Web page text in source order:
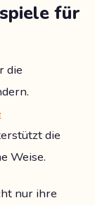
für
die
die
Weise.
nur ihre